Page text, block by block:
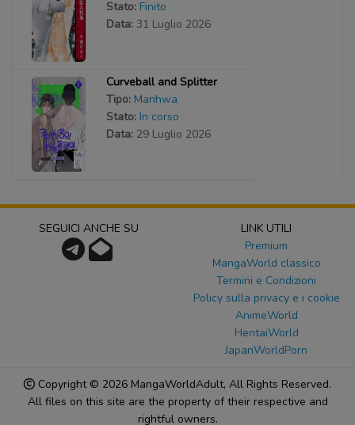
Stato: Finito
Data: 31 Luglio 2026
Curveball and Splitter
Tipo: Manhwa
Stato: In corso
Data: 29 Luglio 2026
SEGUICI ANCHE SU
LINK UTILI
Premium
MangaWorld classico
Termini e Condizioni
Policy sulla privacy e i cookie
AnimeWorld
HentaiWorld
JapanWorldPorn
Copyright © 2026 MangaWorldAdult, All Rights Reserved.
All files on this site are the property of their respective and
rightful owners.